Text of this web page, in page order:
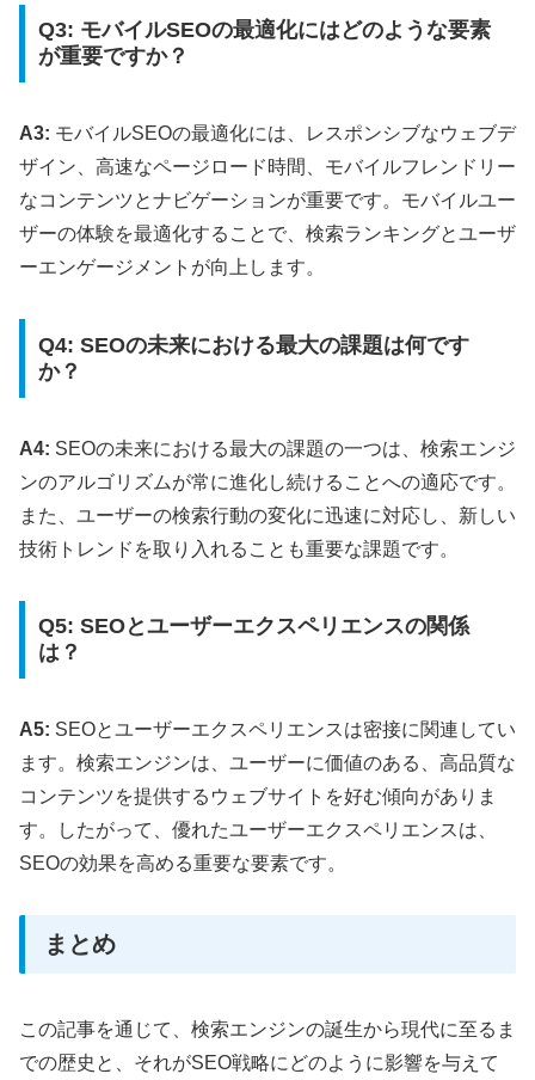
Q3: モバイルSEOの最適化にはどのような要素
が重要ですか？
A3: モバイルSEOの最適化には、レスポンシブなウェブデ
ザイン、高速なページロード時間、モバイルフレンドリー
なコンテンツとナビゲーションが重要です。モバイルユー
ザーの体験を最適化することで、検索ランキングとユーザ
ーエンゲージメントが向上します。
Q4: SEOの未来における最大の課題は何です
か？
A4: SEOの未来における最大の課題の一つは、検索エンジ
ンのアルゴリズムが常に進化し続けることへの適応です。
また、ユーザーの検索行動の変化に迅速に対応し、新しい
技術トレンドを取り入れることも重要な課題です。
Q5: SEOとユーザーエクスペリエンスの関係
は？
A5: SEOとユーザーエクスペリエンスは密接に関連してい
ます。検索エンジンは、ユーザーに価値のある、高品質な
コンテンツを提供するウェブサイトを好む傾向がありま
す。したがって、優れたユーザーエクスペリエンスは、
SEOの効果を高める重要な要素です。
まとめ
この記事を通じて、検索エンジンの誕生から現代に至るま
での歴史と、それがSEO戦略にどのように影響を与えて